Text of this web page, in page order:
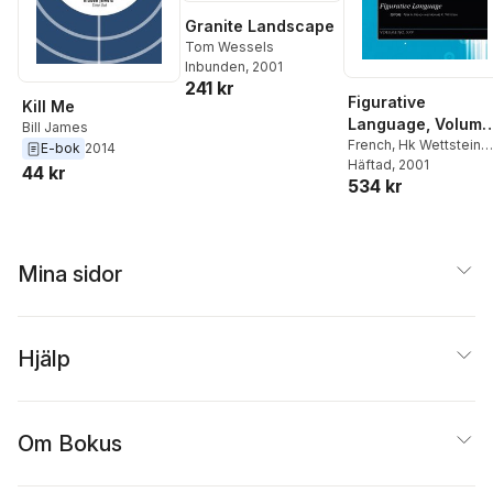
Kill Me
Bill James
E-bok 2014
44 kr
Granite Landscape
Tom Wessels
Inbunden, 2001
241 kr
Figurative
Language, Volume
XXV
French, Hk Wettstein
Hk,Peter A. French
Howard K. Wettstein
Häftad, 2001
534 kr
Mina sidor
Hjälp
Om Bokus